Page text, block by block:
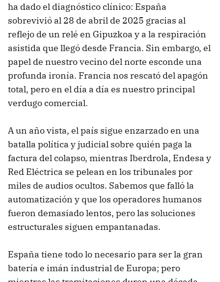
ha dado el diagnóstico clínico: España
sobrevivió al 28 de abril de 2025 gracias al
reflejo de un relé en Gipuzkoa y a la respiración
asistida que llegó desde Francia. Sin embargo, el
papel de nuestro vecino del norte esconde una
profunda ironía. Francia nos rescató del apagón
total, pero en el día a día es nuestro principal
verdugo comercial.
A un año vista, el país sigue enzarzado en una
batalla política y judicial sobre quién paga la
factura del colapso, mientras Iberdrola, Endesa y
Red Eléctrica se pelean en los tribunales por
miles de audios ocultos. Sabemos que falló la
automatización y que los operadores humanos
fueron demasiado lentos, pero las soluciones
estructurales siguen empantanadas.
España tiene todo lo necesario para ser la gran
batería e imán industrial de Europa; pero